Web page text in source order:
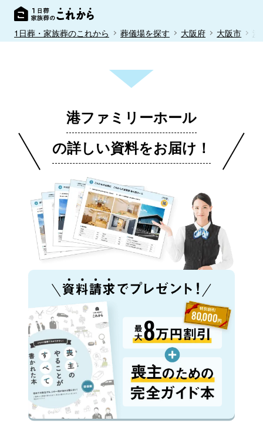
1日葬・家族葬のこれから 葬儀場を探す 大阪府 大阪市 港
港ファミリーホール
の詳しい資料をお届け！